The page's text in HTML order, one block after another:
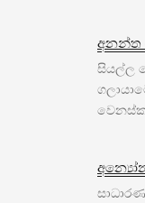
අනන්ත
සියල්ල